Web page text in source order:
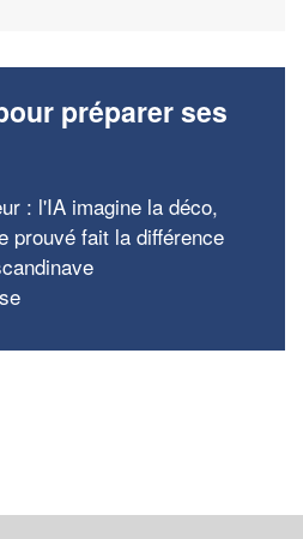
préparer ses
: l'IA imagine la déco,
prouvé fait la différence